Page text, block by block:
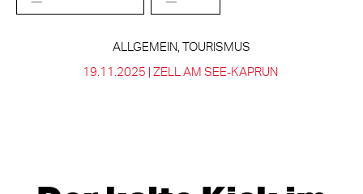
ALLGEMEIN, TOURISMUS
19.11.2025 | ZELL AM SEE‑KAPRUN